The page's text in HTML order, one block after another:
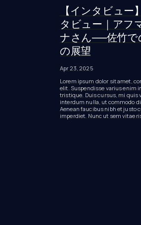
【インタビュー
タビュー｜アフ
ナさん──佐竹で
の展望
Apr 23, 2025
Lorem ipsum dolor sit amet,
elit. Suspendisse varius enim
tristique. Duis cursus, mi quis
interdum nulla, ut commodo
Aenean faucibus nibh et justo
imperdiet. Nunc ut sem vitae